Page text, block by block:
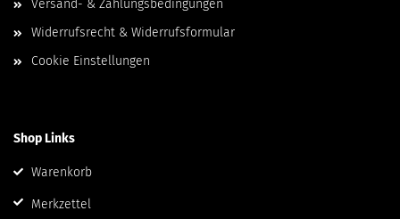
Versand- & Zahlungsbedingungen
Widerrufsrecht & Widerrufsformular
Cookie Einstellungen
Shop Links
Warenkorb
Merkzettel